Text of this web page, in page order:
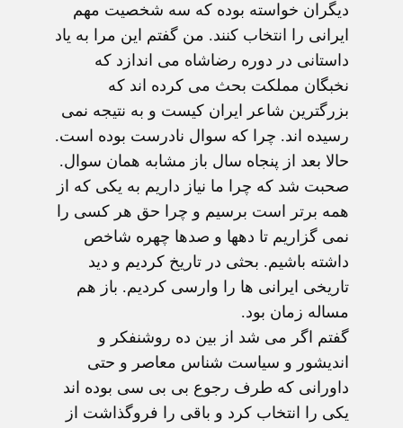
دیگران خواسته بوده که سه شخصیت مهم
ایرانی را انتخاب کنند. من گفتم این مرا به یاد
داستانی در دوره رضاشاه می اندازد که
نخبگان مملکت بحث می کرده اند که
بزرگترین شاعر ایران کیست و به نتیجه نمی
رسیده اند. چرا که سوال نادرست بوده است.
حالا بعد از پنجاه سال باز مشابه همان سوال.
صحبت شد که چرا ما نیاز داریم به یکی که از
همه برتر است برسیم و چرا حق هر کسی را
نمی گزاریم تا دهها و صدها چهره شاخص
داشته باشیم. بحثی در تاریخ کردیم و دید
تاریخی ایرانی ها را وارسی کردیم. باز هم
مساله زمان بود.
گفتم اگر می شد از بین ده روشنفکر و
اندیشور و سیاست شناس معاصر و حتی
داورانی که طرف رجوع بی بی سی بوده اند
یکی را انتخاب کرد و باقی را فروگذاشت از